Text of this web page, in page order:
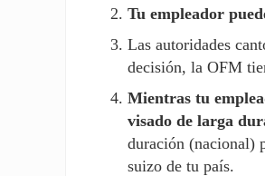
Tu empleador
Las autoridades
decisión, la OFM
Mientras tu
visado de larga
duración (nacional)
suizo de tu país.